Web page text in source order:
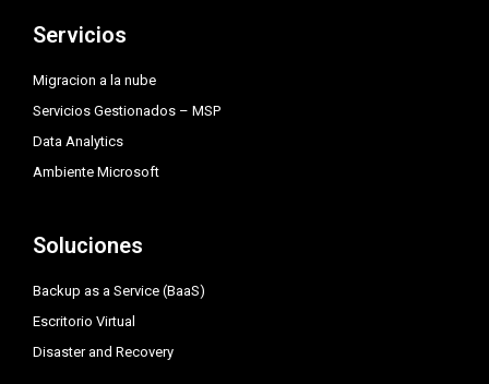
g
r
m
e
r
d
i
Servicios
Migracion a la nube
Servicios Gestionados – MSP
Data Analytics
Ambiente Microsoft
Soluciones
Backup as a Service (BaaS)
Escritorio Virtual
Disaster and Recovery